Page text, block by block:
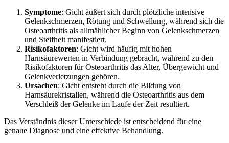
Symptome: Gicht äußert sich durch plötzliche intensive
Gelenkschmerzen, Rötung und Schwellung, während sich die
Osteoarthritis als allmählicher Beginn von Gelenkschmerzen
und Steifheit manifestiert.
Risikofaktoren: Gicht wird häufig mit hohen
Harnsäurewerten in Verbindung gebracht, während zu den
Risikofaktoren für Osteoarthritis das Alter, Übergewicht und
Gelenkverletzungen gehören.
Ursachen: Gicht entsteht durch die Bildung von
Harnsäurekristallen, während die Osteoarthritis aus dem
Verschleiß der Gelenke im Laufe der Zeit resultiert.
Das Verständnis dieser Unterschiede ist entscheidend für eine
genaue Diagnose und eine effektive Behandlung.